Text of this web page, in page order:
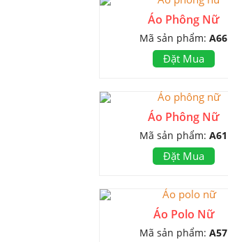
Áo Phông Nữ
Mã sản phẩm:A66
Đặt Mua
Áo Phông Nữ
Mã sản phẩm:A61
Đặt Mua
Áo Polo Nữ
Mã sản phẩm:A57